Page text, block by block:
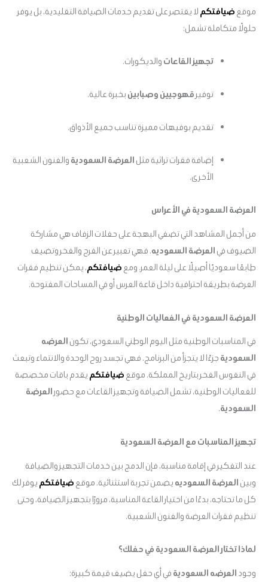
موقع ضيافتكم لا يقتصر على تقديم خدمات الضيافة التقليدية، بل يوفر
حلولًا متكاملة تشمل:
تجهيز القاعات والديكورات.
توفير قهوجيين وصبابين بخبرة عالية.
تقديم بوفيهات مميزة تناسب جميع الأذواق.
إضافة فقرات تراثية مثل العرضة السعودية والفنون الشعبية
الأخرى.
العرضة السعودية في الأعراس
من أجمل المشاهد التي تضفي البهجة على حفلات الزفاف هي مشاركة
الضيوف في العرضة السعوديه. فهي تعبير عن الفرح والفخر وتضيف
طابعًا سعوديًا أصيلًا على ليلة العمر. ومع ضيافتكم، يمكن تنظيم فقرات
العرضة بطريقة احترافية داخل قاعة العرس أو في المساحات المفتوحة.
العرضة السعودية في الفعاليات الوطنية
في المناسبات الوطنية مثل اليوم الوطني السعودي، تكون العرضه
السعودية جزءًا لا يتجزأ من البرنامج. فهي تجسد روح الوحدة والانتماء وتبعث
في النفوس الفخر بتاريخ المملكة. موقع ضيافتكم يقدم باقات مخصصة
للفعاليات الوطنية، تشمل الضيافة وتجهيز القاعات مع حضور العرضة
السعودية.
تجهيز المناسبات مع العرضة السعودية
عند التفكير في إقامة مناسبة، فإن الدمج بين خدمات التجهيز والضيافة
وبين العرضة السعوديه يضمن تجربة استثنائية. موقع ضيافتكم يوفر لك
كل ما تحتاجه، بدءًا من اختيار القاعة المناسبة، مرورًا بتجهيز الضيافة، وحتى
تنظيم فقرات العرضة والفنون الشعبية.
لماذا تختار العرضة السعودية في حفلك؟
وجود العرضه السعودية في أي حفل يضيف قيمة كبيرة: